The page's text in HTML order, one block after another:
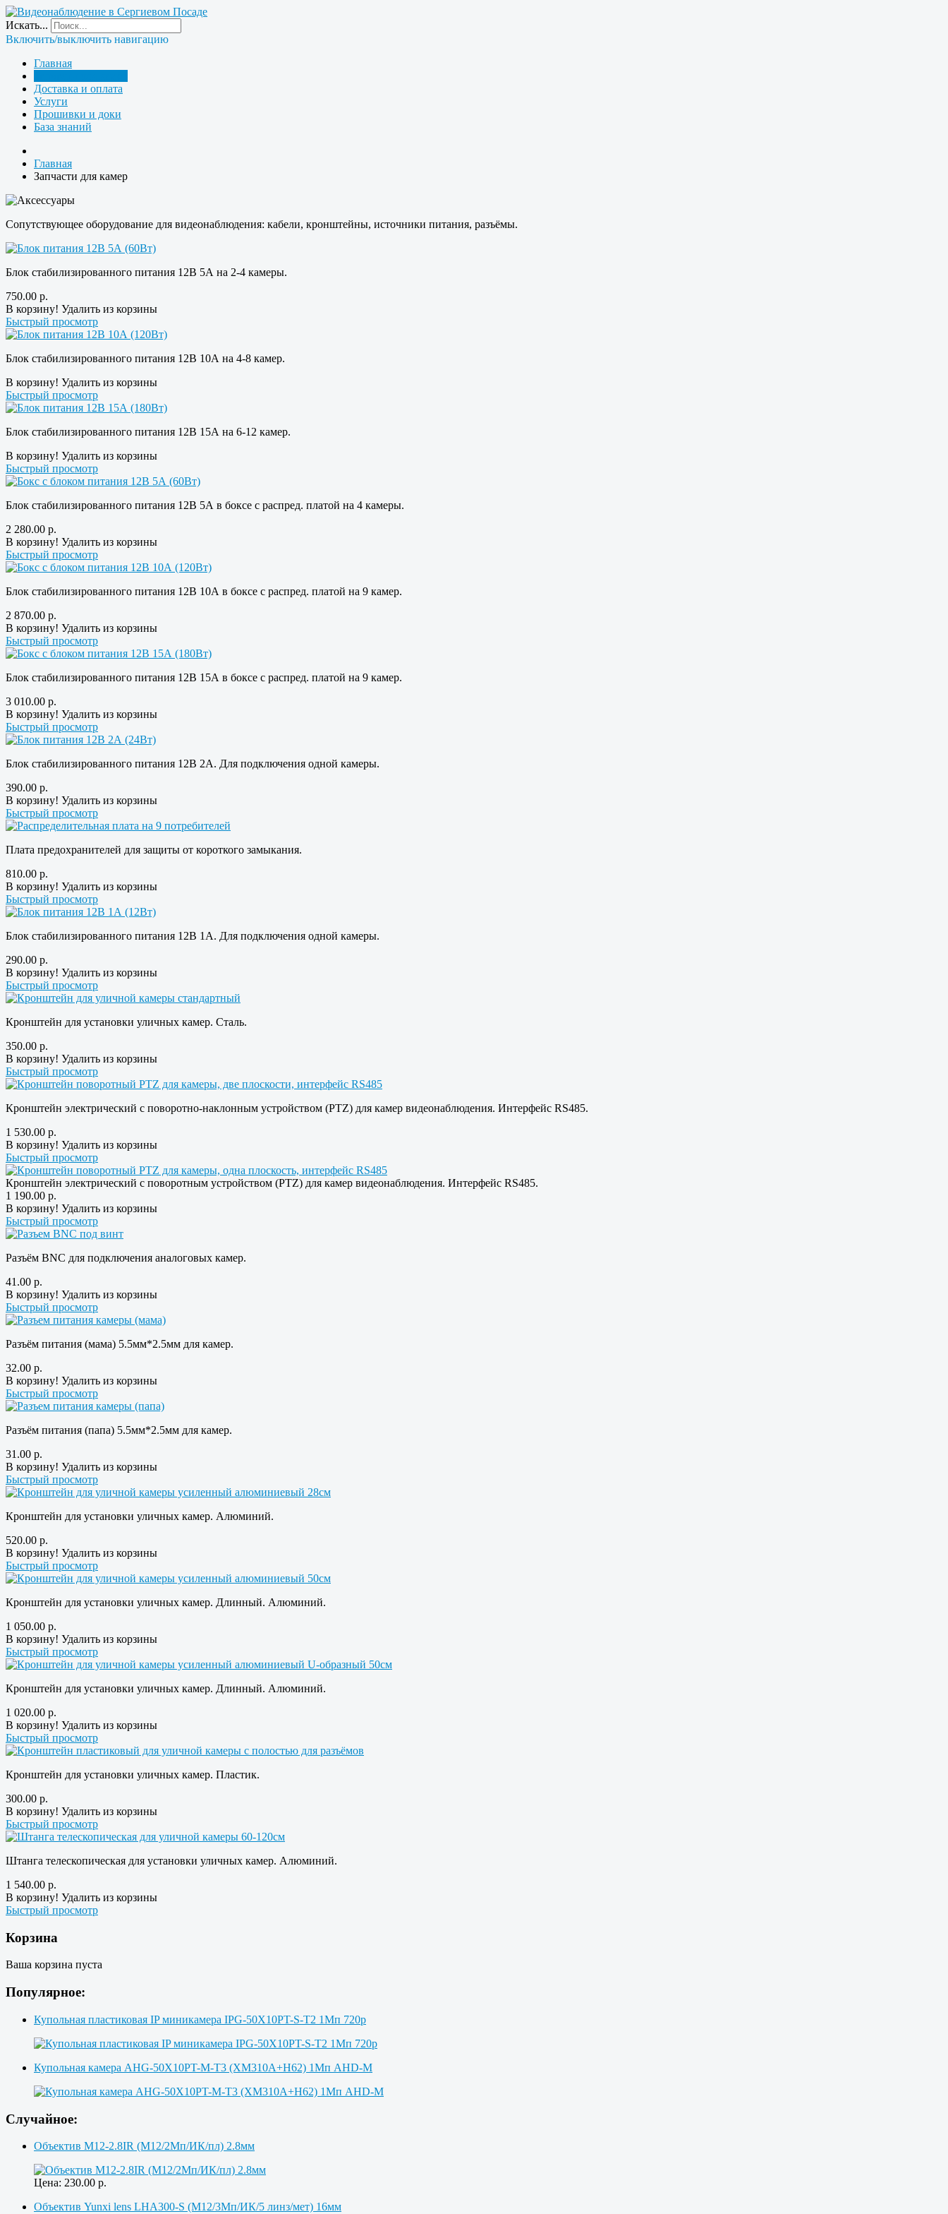
Искать...
Включить/выключить навигацию
Главная
Доставка и оплата
Услуги
Прошивки и доки
База знаний
Главная
Запчасти для камер
Сопутствующее оборудование для видеонаблюдения: кабели, кронштейны, источники питания, разъёмы.
Блок стабилизированного питания 12В 5А на 2-4 камеры.
750.00 р.
В корзину! Удалить из корзины
Быстрый просмотр
Блок стабилизированного питания 12В 10А на 4-8 камер.
В корзину! Удалить из корзины
Быстрый просмотр
Блок стабилизированного питания 12В 15А на 6-12 камер.
В корзину! Удалить из корзины
Быстрый просмотр
Блок стабилизированного питания 12В 5А в боксе с распред. платой на 4 камеры.
2 280.00 р.
В корзину! Удалить из корзины
Быстрый просмотр
Блок стабилизированного питания 12В 10А в боксе с распред. платой на 9 камер.
2 870.00 р.
В корзину! Удалить из корзины
Быстрый просмотр
Блок стабилизированного питания 12В 15А в боксе с распред. платой на 9 камер.
3 010.00 р.
В корзину! Удалить из корзины
Быстрый просмотр
Блок стабилизированного питания 12В 2А. Для подключения одной камеры.
390.00 р.
В корзину! Удалить из корзины
Быстрый просмотр
Плата предохранителей для защиты от короткого замыкания.
810.00 р.
В корзину! Удалить из корзины
Быстрый просмотр
Блок стабилизированного питания 12В 1А. Для подключения одной камеры.
290.00 р.
В корзину! Удалить из корзины
Быстрый просмотр
Кронштейн для установки уличных камер. Сталь.
350.00 р.
В корзину! Удалить из корзины
Быстрый просмотр
Кронштейн электрический с поворотно-наклонным устройством (PTZ) для камер видеонаблюдения. Интерфейс RS485.
1 530.00 р.
В корзину! Удалить из корзины
Быстрый просмотр
Кронштейн электрический с поворотным устройством (PTZ) для камер видеонаблюдения. Интерфейс RS485.
1 190.00 р.
В корзину! Удалить из корзины
Быстрый просмотр
Разъём BNC для подключения аналоговых камер.
41.00 р.
В корзину! Удалить из корзины
Быстрый просмотр
Разъём питания (мама) 5.5мм*2.5мм для камер.
32.00 р.
В корзину! Удалить из корзины
Быстрый просмотр
Разъём питания (папа) 5.5мм*2.5мм для камер.
31.00 р.
В корзину! Удалить из корзины
Быстрый просмотр
Кронштейн для установки уличных камер. Алюминий.
520.00 р.
В корзину! Удалить из корзины
Быстрый просмотр
Кронштейн для установки уличных камер. Длинный. Алюминий.
1 050.00 р.
В корзину! Удалить из корзины
Быстрый просмотр
Кронштейн для установки уличных камер. Длинный. Алюминий.
1 020.00 р.
В корзину! Удалить из корзины
Быстрый просмотр
Кронштейн для установки уличных камер. Пластик.
300.00 р.
В корзину! Удалить из корзины
Быстрый просмотр
Штанга телескопическая для установки уличных камер. Алюминий.
1 540.00 р.
В корзину! Удалить из корзины
Быстрый просмотр
Корзина
Ваша корзина пуста
Популярное:
Купольная пластиковая IP миникамера IPG-50X10PT-S-T2 1Мп 720p
Купольная камера AHG-50X10PT-M-T3 (XM310A+H62) 1Мп AHD-M
Случайное:
Объектив M12-2.8IR (M12/2Мп/ИК/пл) 2.8мм
Цена: 230.00 р.
Объектив Yunxi lens LHA300-S (M12/3Мп/ИК/5 линз/мет) 16мм